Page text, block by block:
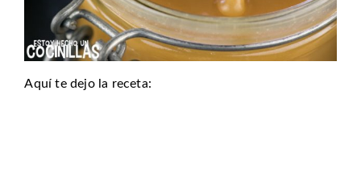
Aquí te dejo la receta: